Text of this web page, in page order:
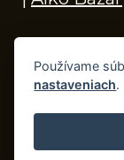
© 2026
doplnky
Používame
nastaveniach.